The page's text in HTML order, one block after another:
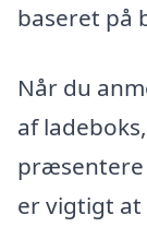
baseret på
Når du
af
præsentere
er vigtigt at